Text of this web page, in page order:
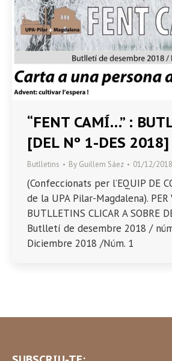
“FENT CAMÍ…” :
[DEL Nº 1-DES 2018]
Butlletins By Guillem Sáez 01/12/2018
(Confeccionats per l’EQUIP DE
de la UPA Pilar-Magdalena). PER
BUTLLETINS CLICAR A SOBRE
Butlletí de desembre 2018 /
Diciembre 2018 /Núm. 1